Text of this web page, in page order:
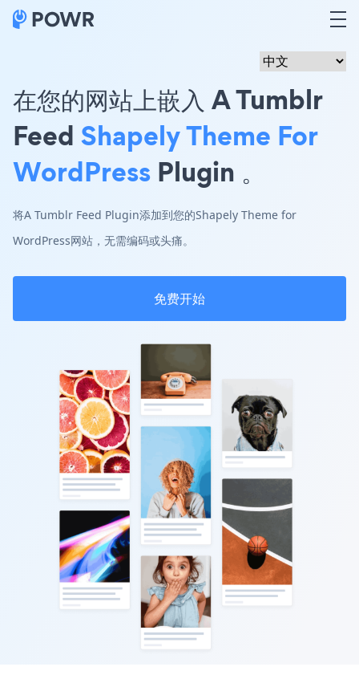
在您的网站上嵌入 A Tumblr
Feed Shapely Theme For
WordPress Plugin 。
将A Tumblr Feed Plugin添加到您的Shapely Theme for
WordPress网站，无需编码或头痛。
免费开始